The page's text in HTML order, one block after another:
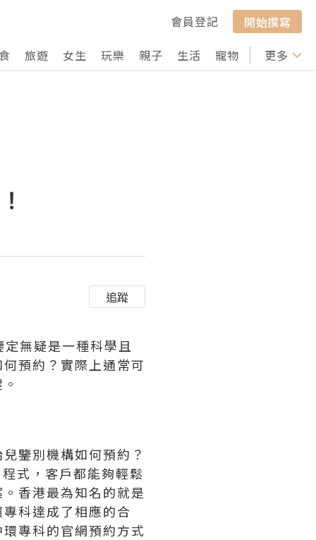
會員登記
開始撰寫
旅遊 女生 玩樂 親子 生活 寵物 行山 打卡
更多
追蹤
無疑是一種科學且
預約？實際上通常可
鑒別機構如何預約？
式，客戶都能夠輕鬆
香港最為知名的就是
科達成了相應的合
專科的官網預約方式